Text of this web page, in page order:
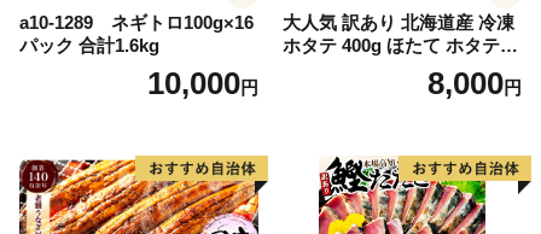
a10-1289 ネギトロ100g×16
パック 合計1.6kg
10,000円
大人気 訳あり 北海道産 冷凍
ホタテ 400g ほたて ホタテ
8,000円